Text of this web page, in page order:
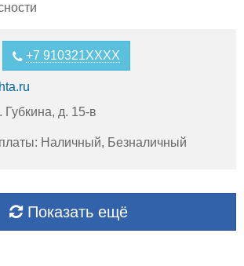
+7 910321XXXX
Губкина, д. 15-в
Наличный, Безналичный
Показать ещё